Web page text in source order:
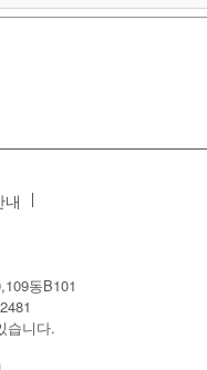
내
동B101
습니다.